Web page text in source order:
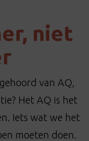
v
t
i
o
niet
van AQ,
Het AQ is het
Iets wat we het
moeten doen.